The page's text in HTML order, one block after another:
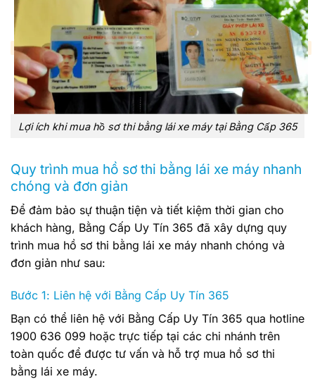
Lợi ích khi mua hồ sơ thi bằng lái xe máy tại Bằng Cấp 365
Quy trình mua hồ sơ thi bằng lái xe máy nhanh
chóng và đơn giản
Để đảm bảo sự thuận tiện và tiết kiệm thời gian cho
khách hàng, Bằng Cấp Uy Tín 365 đã xây dựng quy
trình mua hồ sơ thi bằng lái xe máy nhanh chóng và
đơn giản như sau:
Bước 1: Liên hệ với Bằng Cấp Uy Tín 365
Bạn có thể liên hệ với Bằng Cấp Uy Tín 365 qua hotline
1900 636 099 hoặc trực tiếp tại các chi nhánh trên
toàn quốc để được tư vấn và hỗ trợ mua hồ sơ thi
bằng lái xe máy.